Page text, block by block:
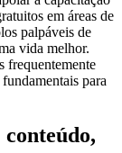
em áreas de
palpáveis de
vida melhor.
frequentemente
para